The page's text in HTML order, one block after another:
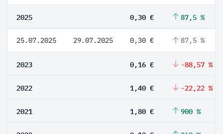
2025 0,30 € 87,5 %
25.07.2025 29.07.2025 0,30 € 87,5 %
2023 0,16 € -88,57 %
2022 1,40 € -22,22 %
2021 1,80 € 900 %